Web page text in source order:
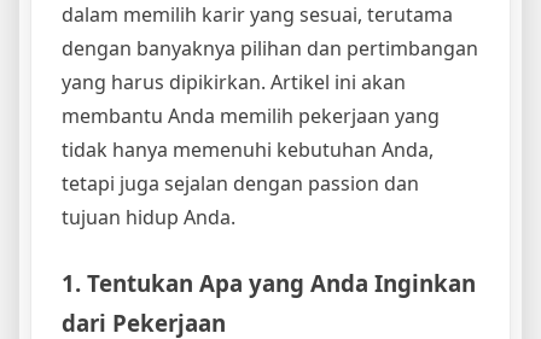
dalam memilih karir yang sesuai, terutama
dengan banyaknya pilihan dan pertimbangan
yang harus dipikirkan. Artikel ini akan
membantu Anda memilih pekerjaan yang
tidak hanya memenuhi kebutuhan Anda,
tetapi juga sejalan dengan passion dan
tujuan hidup Anda.
1. Tentukan Apa yang Anda Inginkan
dari Pekerjaan